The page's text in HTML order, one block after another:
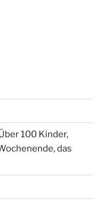
100 Kinder,
das